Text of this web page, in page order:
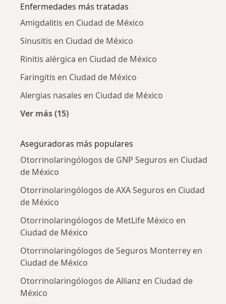
Enfermedades más tratadas
Amigdalitis en Ciudad de México
Sinusitis en Ciudad de México
Rinitis alérgica en Ciudad de México
Faringitis en Ciudad de México
Alergias nasales en Ciudad de México
Ver más (15)
Aseguradoras más populares
Otorrinolaringólogos de GNP Seguros en Ciudad
de México
Otorrinolaringólogos de AXA Seguros en Ciudad
de México
Otorrinolaringólogos de MetLife México en
Ciudad de México
Otorrinolaringólogos de Seguros Monterrey en
Ciudad de México
Otorrinolaringólogos de Allianz en Ciudad de
México